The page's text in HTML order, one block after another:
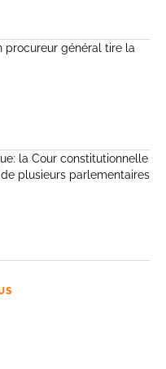
procureur général tire la
la Cour constitutionnelle
plusieurs parlementaires